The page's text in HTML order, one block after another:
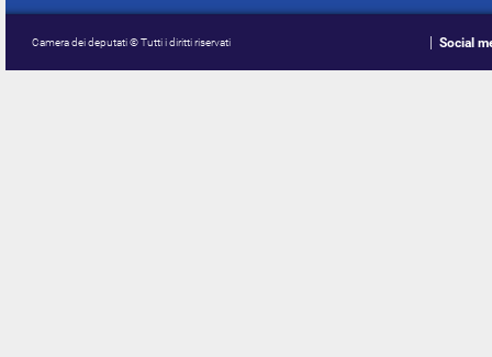
Camera dei deputati © Tutti i diritti riservati Social